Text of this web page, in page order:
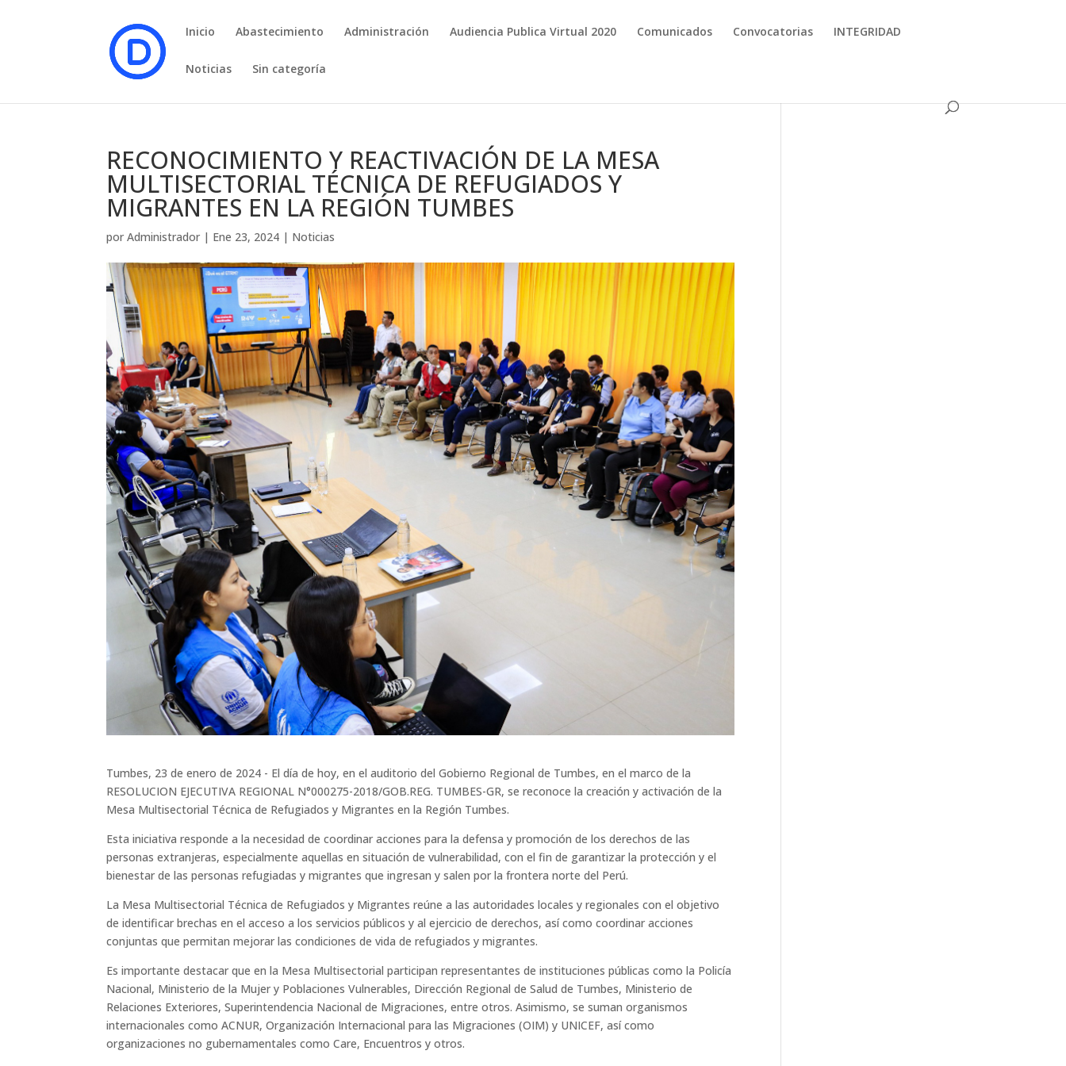
Inicio Abastecimiento Administración Audiencia Publica Virtual 2020 Comunicados Convocatorias INTEGRIDAD
Noticias Sin categoría
RECONOCIMIENTO Y REACTIVACIÓN DE LA MESA
MULTISECTORIAL TÉCNICA DE REFUGIADOS Y
MIGRANTES EN LA REGIÓN TUMBES
porAdministrador | Ene 23, 2024 | Noticias
Tumbes, 23 de enero de 2024 - El día de hoy, en el auditorio del Gobierno Regional de Tumbes, en el marco de la
RESOLUCION EJECUTIVA REGIONAL N°000275-2018/GOB.REG. TUMBES-GR, se reconoce la creación y activación de la
Mesa Multisectorial Técnica de Refugiados y Migrantes en la Región Tumbes.
Esta iniciativa responde a la necesidad de coordinar acciones para la defensa y promoción de los derechos de las
personas extranjeras, especialmente aquellas en situación de vulnerabilidad, con el fin de garantizar la protección y el
bienestar de las personas refugiadas y migrantes que ingresan y salen por la frontera norte del Perú.
La Mesa Multisectorial Técnica de Refugiados y Migrantes reúne a las autoridades locales y regionales con el objetivo
de identificar brechas en el acceso a los servicios públicos y al ejercicio de derechos, así como coordinar acciones
conjuntas que permitan mejorar las condiciones de vida de refugiados y migrantes.
Es importante destacar que en la Mesa Multisectorial participan representantes de instituciones públicas como la Policía
Nacional, Ministerio de la Mujer y Poblaciones Vulnerables, Dirección Regional de Salud de Tumbes, Ministerio de
Relaciones Exteriores, Superintendencia Nacional de Migraciones, entre otros. Asimismo, se suman organismos
internacionales como ACNUR, Organización Internacional para las Migraciones (OIM) y UNICEF, así como
organizaciones no gubernamentales como Care, Encuentros y otros.